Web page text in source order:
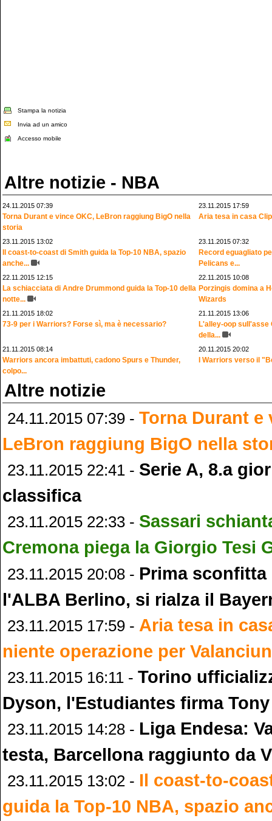
Stampa la notizia
Invia ad un amico
Accesso mobile
Altre notizie - NBA
24.11.2015 07:39
Torna Durant e vince OKC, LeBron raggiung BigO nella
storia
23.11.2015 17:59
Aria tesa in casa
23.11.2015 13:02
Il coast-to-coast di Smith guida la Top-10 NBA, spazio
anche...
23.11.2015 07:32
Record eguagliato
Pelicans e...
22.11.2015 12:15
La schiacciata di Andre Drummond guida la Top-10 della
notte...
22.11.2015 10:08
Porzingis domina a
Wizards
21.11.2015 18:02
73-9 per i Warriors? Forse sì, ma è necessario?
21.11.2015 13:06
L'alley-oop sull'asse
della...
21.11.2015 08:14
Warriors ancora imbattuti, cadono Spurs e Thunder,
colpo...
20.11.2015 20:02
I Warriors verso il
Altre notizie
24.11.2015 07:39 - Torna Durant e
LeBron raggiung BigO nella
23.11.2015 22:41 - Serie A, 8.a
classifica
23.11.2015 22:33 - Sassari
Cremona piega la Giorgio Tesi
23.11.2015 20:08 - Prima
l'ALBA Berlino, si rialza il
23.11.2015 17:59 - Aria tesa in
niente operazione per
23.11.2015 16:11 - Torino
Dyson, l'Estudiantes firma
23.11.2015 14:28 - Liga Endesa:
testa, Barcellona raggiunto da
23.11.2015 13:02 - Il coast-to-
guida la Top-10 NBA, spazio